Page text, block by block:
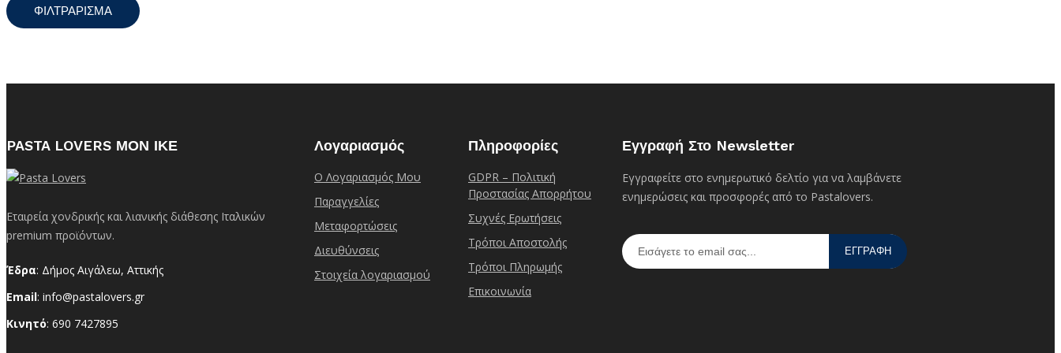
ΦΙΛΤΡΆΡΙΣΜΑ
PASTA LOVERS ΜΟΝ ΙΚΕ
Εταιρεία χονδρικής και λιανικής διάθεσης Ιταλικών
premium προϊόντων.
Έδρα: Δήμος Αιγάλεω, Αττικής
Email: info@pastalovers.gr
Κινητό: 690 7427895
Λογαριασμός
Ο Λογαριασμός Μου
Παραγγελίες
Μεταφορτώσεις
Διευθύνσεις
Στοιχεία λογαριασμού
Πληροφορίες
GDPR – Πολιτική
Προστασίας Απορρήτου
Συχνές Eρωτήσεις
Τρόποι Αποστολής
Τρόποι Πληρωμής
Επικοινωνία
Εγγραφή Στο Newsletter
Εγγραφείτε στο ενημερωτικό δελτίο για να λαμβάνετε
ενημερώσεις και προσφορές από το Pastalovers.
ΕΓΓΡΑΦΗ